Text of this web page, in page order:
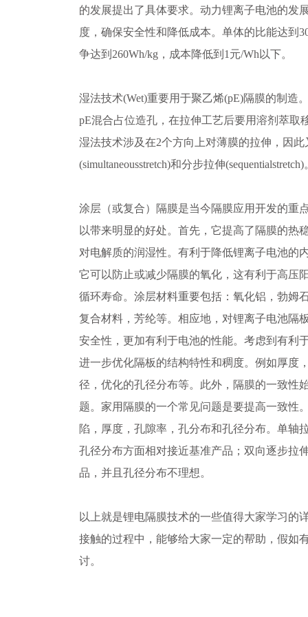
的发展提出了具体要求。动力锂离子电池的发
度，确保安全性和降低成本。单体的比能达到
争达到260Wh/kg，成本降低到1元/Wh以下。
湿法技术(Wet)重要用于聚乙烯(pE)隔膜的制造
pE混合占位造孔，在拉伸工艺后要用溶剂萃取
湿法技术涉及在2个方向上对薄膜的拉伸，因
(simultaneousstretch)和分步拉伸(sequentialstretch)
涂层（或复合）隔膜是当今隔膜应用开发的重
以带来明显的好处。首先，它提高了隔膜的热
对电解质的润湿性。有利于降低锂离子电池的
它可以防止或减少隔膜的氧化，这有利于高压
循环寿命。涂层材料重要包括：氧化铝，勃姆
复合材料，芳纶等。相应地，对锂离子电池隔
安全性，更加有利于电池的性能。考虑到有利
进一步优化隔板的结构特性和稠度。例如厚度
径，优化的孔径分布等。此外，隔膜的一致性
题。家用隔膜的一个常见问题是要提高一致性
陷，厚度，孔隙率，孔分布和孔径分布。单轴
孔径分布方面相对接近基准产品；双向逐步拉
品，并且孔径分布不理想。
以上就是锂电隔膜技术的一些值得大家学习的
接触的过程中，能够给大家一定的帮助，假如
讨。